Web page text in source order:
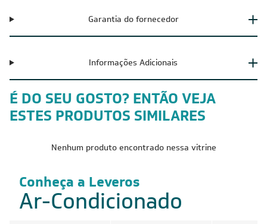
Garantia do fornecedor
Informações Adicionais
É DO SEU GOSTO? ENTÃO VEJA
ESTES PRODUTOS SIMILARES
Nenhum produto encontrado nessa vitrine
Conheça a Leveros
Ar-Condicionado